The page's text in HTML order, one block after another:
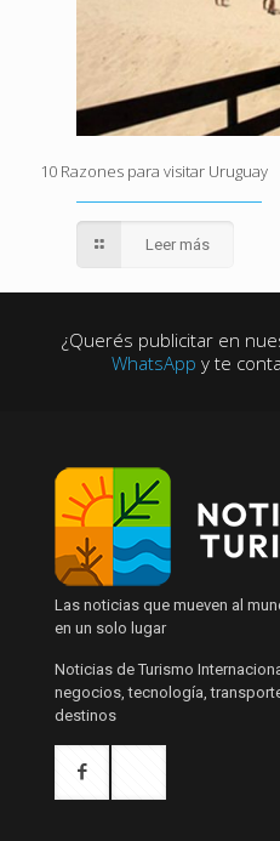
10 Razones para visitar Uruguay
Leer más
¿Querés publicitar en
WhatsApp y te
Las noticias que mueven al
en un solo lugar
Noticias de Turismo
negocios, tecnología,
destinos